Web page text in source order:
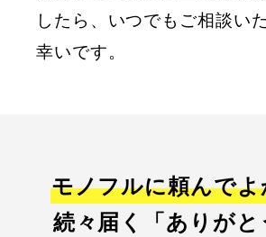
したら、いつでもご相談い
幸いです。
モノフルに頼んで
続々届く「ありが